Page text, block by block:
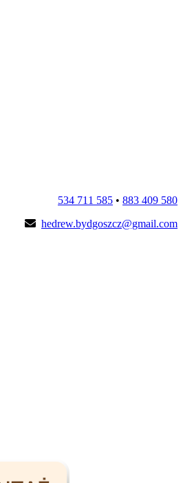
534 711 585 • 883 409 580
hedrew.bydgoszcz@gmail.com